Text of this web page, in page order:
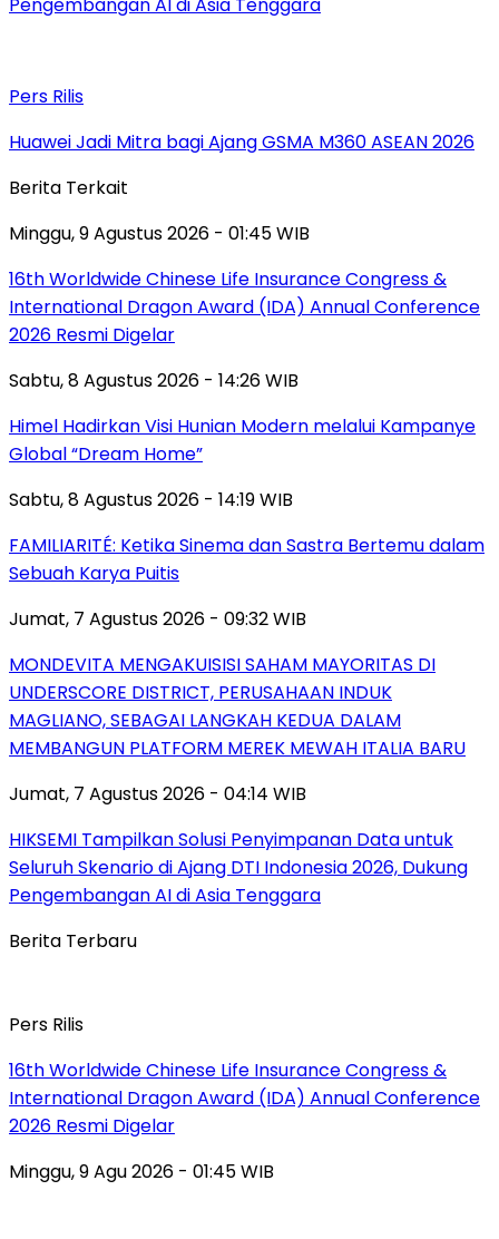
Pers Rilis
Huawei Jadi Mitra bagi Ajang GSMA M360 ASEAN 2026
Berita Terkait
Minggu, 9 Agustus 2026 - 01:45 WIB
16th Worldwide Chinese Life Insurance Congress &
International Dragon Award (IDA) Annual Conference
2026 Resmi Digelar
Sabtu, 8 Agustus 2026 - 14:26 WIB
Himel Hadirkan Visi Hunian Modern melalui Kampanye
Global “Dream Home”
Sabtu, 8 Agustus 2026 - 14:19 WIB
FAMILIARITÉ: Ketika Sinema dan Sastra Bertemu dalam
Sebuah Karya Puitis
Jumat, 7 Agustus 2026 - 09:32 WIB
MONDEVITA MENGAKUISISI SAHAM MAYORITAS DI
UNDERSCORE DISTRICT, PERUSAHAAN INDUK
MAGLIANO, SEBAGAI LANGKAH KEDUA DALAM
MEMBANGUN PLATFORM MEREK MEWAH ITALIA BARU
Jumat, 7 Agustus 2026 - 04:14 WIB
HIKSEMI Tampilkan Solusi Penyimpanan Data untuk
Seluruh Skenario di Ajang DTI Indonesia 2026, Dukung
Pengembangan AI di Asia Tenggara
Berita Terbaru
Pers Rilis
16th Worldwide Chinese Life Insurance Congress &
International Dragon Award (IDA) Annual Conference
2026 Resmi Digelar
Minggu, 9 Agu 2026 - 01:45 WIB